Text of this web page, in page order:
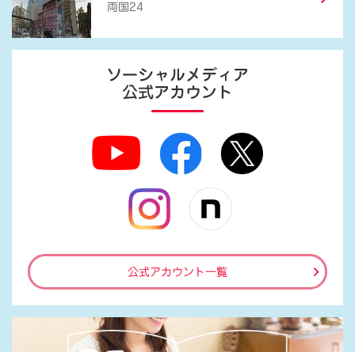
両国24
ソーシャルメディア
公式アカウント
公式アカウント一覧